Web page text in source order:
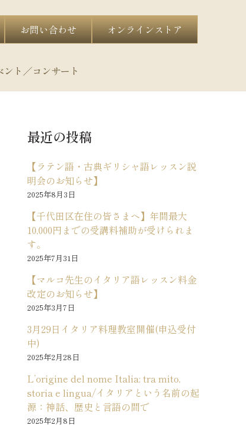
お問い合わせ オンラインストア
ント／コンサート
最近の投稿
【ラテン語・古典ギリシャ語レッスン説
明会のお知らせ】
2025年8月3日
【千代田区在住の皆さまへ】年間最大
10,000円までの受講料補助が受けられま
す。
2025年7月31日
【マルコ先生のイタリア語レッスン料金
改定のお知らせ】
2025年3月7日
3月29日イタリア料理教室開催(申込受付
中)
2025年2月28日
L’origine del nome Italia: tra mito,
storia e lingua/イタリアという名前の起
源：神話、歴史と言語の間で
2025年2月8日